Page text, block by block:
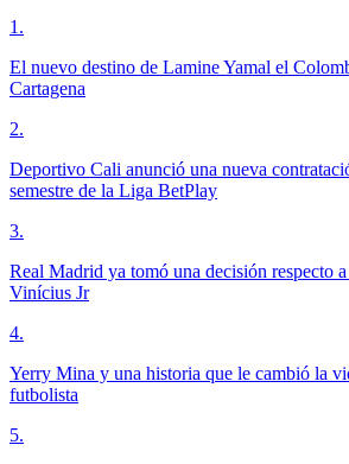
1 .
El nuevo destino de Lamine Yamal el
Cartagena
2.
Deportivo Cali anunció una nueva
semestre de la Liga BetPlay
3.
Real Madrid ya tomó una decisión respecto
Vinícius Jr
4.
Yerry Mina y una historia que le cambió la
futbolista
5.